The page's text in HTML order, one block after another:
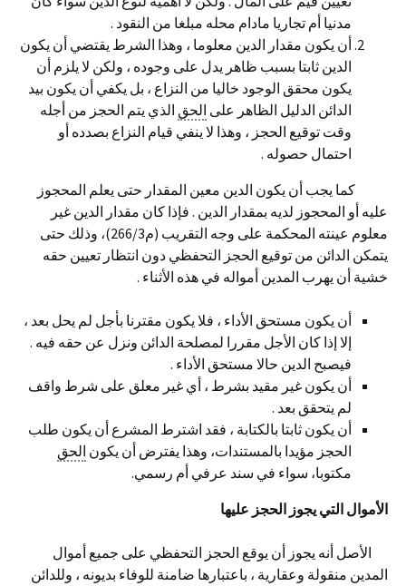
مدنيا أم تجاريا مادام محله مبلغا من النقود .
أن يكون مقدار الدين معلوما ، وهذا الشرط يقتضي أن يكون
الدين ثابتا بسبب ظاهر يدل على وجوده ، ولكن لا يلزم أن
يكون محقق الوجود خاليا من النزاع ، بل يكفي أن يكون بيد
الدائن الدليل الظاهر على الحق الذي يتم الحجز من أجله
وقت توقيع الحجز ، وهذا لا ينفي قيام النزاع بصدده أو
احتمال حصوله .
كما يجب أن يكون الدين معين المقدار حتى يعلم المحجوز
عليه أو المحجوز لديه بمقدار الدين . فإذا كان مقدار الدين غير
معلوم عينته المحكمة على وجه التقريب (م266/3)، وذلك حتى
يتمكن الدائن من توقيع الحجز التحفظي دون انتظار تعيين حقه
خشية أن يهرب المدين أمواله في هذه الأثناء .
أن يكون مستحق الأداء ، فلا يكون مقترنا بأجل لم يحل بعد ،
إلا إذا كان الأجل مقررا لمصلحة الدائن ونزل عن حقه فيه .
فيصبح الدين حالا مستحق الأداء .
أن يكون غير مقيد بشرط ، أي غير معلق على شرط واقف
لم يتحقق بعد .
أن يكون ثابتا بالكتابة ، فقد اشترط المشرع أن يكون طلب
الحجز مؤيدا بالمستندات، وهذا يفترض أن يكون الحق
مكتوبا، سواء في سند عرفي أم رسمي.
الأموال التي يجوز الحجز عليها
الأصل أنه يجوز أن يوقع الحجز التحفظي على جميع أموال
المدين منقولة وعقارية ، باعتبارها ضامنة للوفاء بديونه ، وللدائن